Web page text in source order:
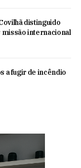
distinguido
missão internacional
a fugir de incêndio